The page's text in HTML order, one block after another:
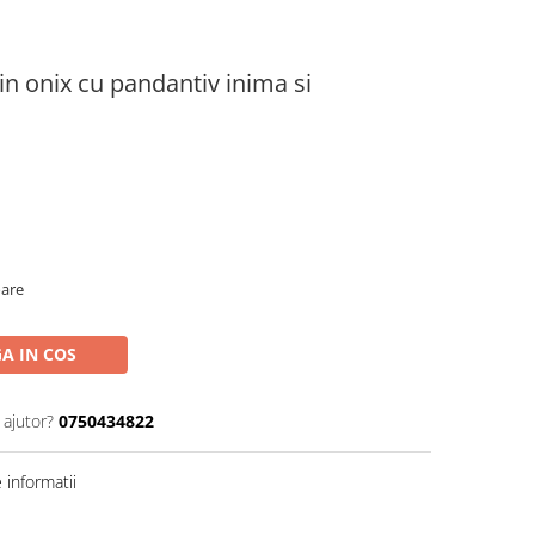
onix cu pandantiv inima si
IN COS
0750434822
informatii